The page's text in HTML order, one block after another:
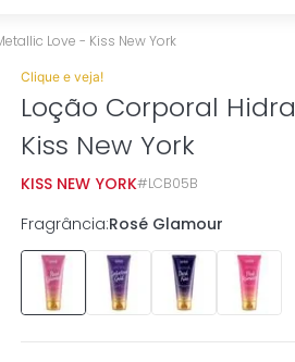
Love - Kiss New York
Clique e veja!
Loção Corporal
Kiss New York
KISS NEW YORK LCB05B
Fragrância:Rosé Glamour